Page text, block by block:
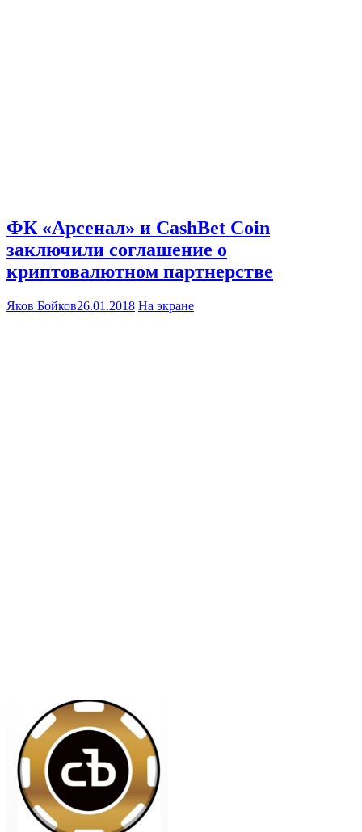
ФК «Арсенал» и CashBet Coin
заключили соглашение о
криптовалютном партнерстве
Яков Бойков26.01.2018 На экране